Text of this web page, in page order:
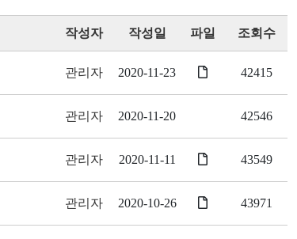
작성자 작성일 파일 조회수
관리자 2020-11-23 42415
관리자 2020-11-20 42546
관리자 2020-11-11 43549
관리자 2020-10-26 43971